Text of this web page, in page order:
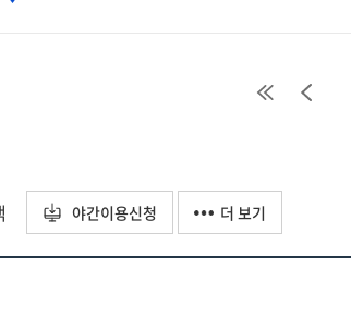
야간이용신청 더 보기